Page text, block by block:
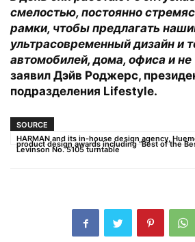
смелостью, постоянно
рамки, чтобы предлагать
ультрасовременный дизайн и
автомобилей, дома, офиса и не
заявил Дэйв Роджерс,
подразделения Lifestyle.
SOURCE
HARMAN and its in-house design agency,
product design awards including “Best of the
Levinson No. 5105 turntable